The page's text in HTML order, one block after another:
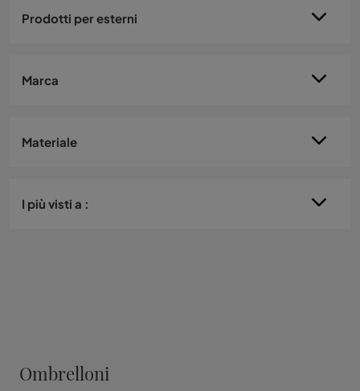
Prodotti per esterni
Marca
Materiale
I più visti a :
Ombrelloni